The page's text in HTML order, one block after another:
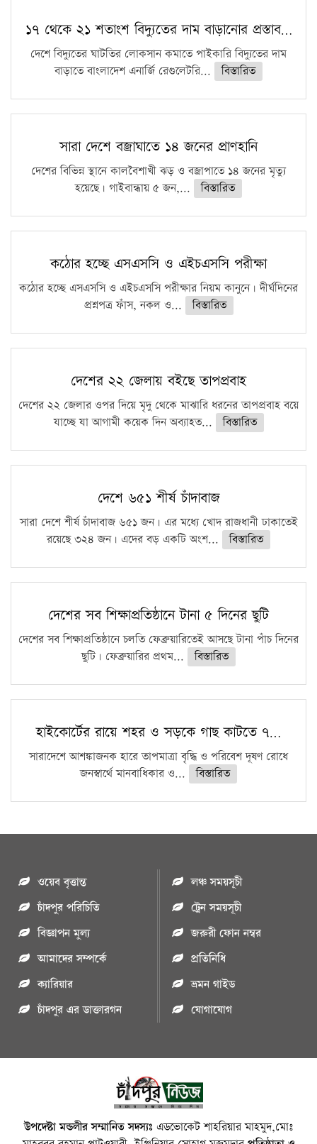
১৭ থেকে ২১ শতাংশ বিদ্যুতের দাম বাড়ানোর প্রস্তাব…
দেশে বিদ্যুতের ঘাটতির লোকসান কমাতে পাইকারি বিদ্যুতের দাম
বাড়াতে বাংলাদেশ এনার্জি রেগুলেটরি...
বিস্তারিত
সারা দেশে বজ্রাঘাতে ১৪ জনের প্রাণহানি
দেশের বিভিন্ন স্থানে কালবৈশাখী ঝড় ও বজ্রাপাতে ১৪ জনের মৃত্যু
হয়েছে। গাইবান্ধায় ৫ জন,...
বিস্তারিত
কঠোর হচ্ছে এসএসসি ও এইচএসসি পরীক্ষা
কঠোর হচ্ছে এসএসসি ও এইচএসসি পরীক্ষার নিয়ম কানুনে। দীর্ঘদিনের
প্রশ্নপত্র ফাঁস, নকল ও...
বিস্তারিত
দেশের ২২ জেলায় বইছে তাপপ্রবাহ
দেশের ২২ জেলার ওপর দিয়ে মৃদু থেকে মাঝারি ধরনের তাপপ্রবাহ বয়ে
যাচ্ছে যা আগামী কয়েক দিন অব্যাহত...
বিস্তারিত
দেশে ৬৫১ শীর্ষ চাঁদাবাজ
সারা দেশে শীর্ষ চাঁদাবাজ ৬৫১ জন। এর মধ্যে খোদ রাজধানী ঢাকাতেই
রয়েছে ৩২৪ জন। এদের বড় একটি অংশ...
বিস্তারিত
দেশের সব শিক্ষাপ্রতিষ্ঠানে টানা ৫ দিনের ছুটি
দেশের সব শিক্ষাপ্রতিষ্ঠানে চলতি ফেব্রুয়ারিতেই আসছে টানা পাঁচ দিনের
ছুটি। ফেব্রুয়ারির প্রথম...
বিস্তারিত
হাইকোর্টের রায়ে শহর ও সড়কে গাছ কাটতে ৭…
সারাদেশে আশঙ্কাজনক হারে তাপমাত্রা বৃদ্ধি ও পরিবেশ দূষণ রোধে
জনস্বার্থে মানবাধিকার ও...
বিস্তারিত
ওয়েব বৃত্তান্ত
চাঁদপুর পরিচিতি
বিজ্ঞাপন মুল্য
আমাদের সম্পর্কে
ক্যারিয়ার
চাঁদপুর এর ডাক্তারগন
লঞ্চ সময়সূচী
ট্রেন সময়সূচী
জরুরী ফোন নম্বর
প্রতিনিধি
ভ্রমন গাইড
যোগাযোগ
উপদেষ্টা মন্ডলীর সম্মানিত সদস্যঃ এডভোকেট শাহরিয়ার মাহমুদ,মোঃ